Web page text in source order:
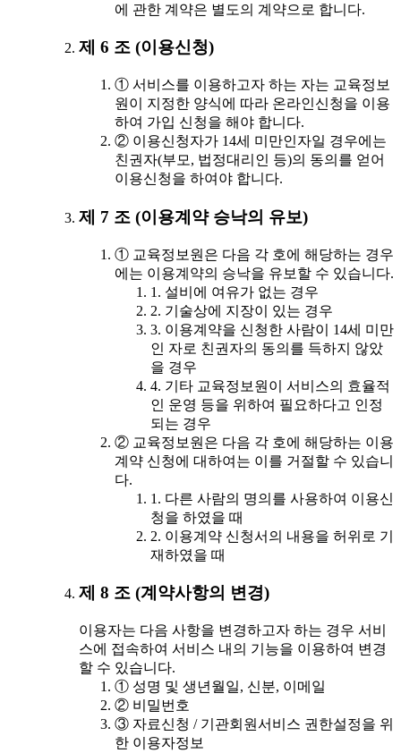
에 관한 계약은 별도의 계약으로 합니다.
제 6 조 (이용신청)
① 서비스를 이용하고자 하는 자는 교육정보
원이 지정한 양식에 따라 온라인신청을 이용
하여 가입 신청을 해야 합니다.
② 이용신청자가 14세 미만인자일 경우에는
친권자(부모, 법정대리인 등)의 동의를 얻어
이용신청을 하여야 합니다.
제 7 조 (이용계약 승낙의 유보)
① 교육정보원은 다음 각 호에 해당하는 경우
에는 이용계약의 승낙을 유보할 수 있습니다.
1. 설비에 여유가 없는 경우
2. 기술상에 지장이 있는 경우
3. 이용계약을 신청한 사람이 14세 미만
인 자로 친권자의 동의를 득하지 않았
을 경우
4. 기타 교육정보원이 서비스의 효율적
인 운영 등을 위하여 필요하다고 인정
되는 경우
② 교육정보원은 다음 각 호에 해당하는 이용
계약 신청에 대하여는 이를 거절할 수 있습니
다.
1. 다른 사람의 명의를 사용하여 이용신
청을 하였을 때
2. 이용계약 신청서의 내용을 허위로 기
재하였을 때
제 8 조 (계약사항의 변경)
이용자는 다음 사항을 변경하고자 하는 경우 서비
스에 접속하여 서비스 내의 기능을 이용하여 변경
할 수 있습니다.
① 성명 및 생년월일, 신분, 이메일
② 비밀번호
③ 자료신청 / 기관회원서비스 권한설정을 위
한 이용자정보